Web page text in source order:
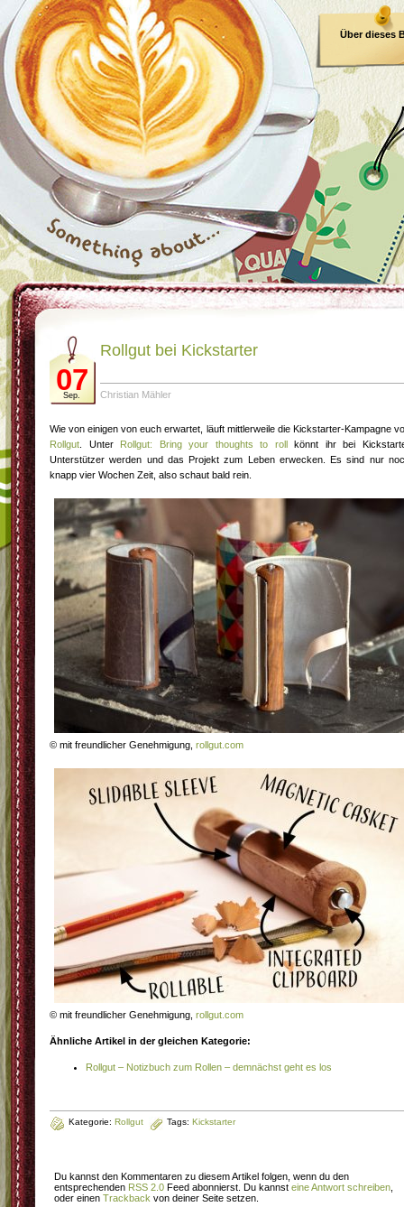
Über dieses
07
Sep.
Rollgut bei Kickstarter
Christian Mähler
Wie von einigen von euch erwartet, läuft mittlerweile die Kickstarter-Kampagne
Rollgut . Unter Rollgut: Bring your thoughts to rollkönnt ihr bei
Unterstützer werden und das Projekt zum Leben erwecken. Es sind nur
knapp vier Wochen Zeit, also schaut bald rein.
© mit freundlicher Genehmigung, rollgut.com
© mit freundlicher Genehmigung, rollgut.com
Ähnliche Artikel in der gleichen Kategorie:
Rollgut – Notizbuch zum Rollen – demnächst geht es los
Kategorie: Rollgut Tags: Kickstarter
Du kannst den Kommentaren zu diesem Artikel folgen, wenn du den
entsprechenden RSS 2.0 Feed abonnierst. Du kannst eine Antwort schreiben
oder einen Trackback von deiner Seite setzen.